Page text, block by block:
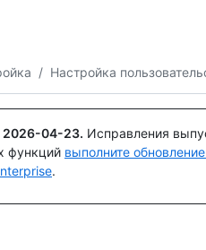
/ Настройка
2026-04-23. Исправления
функций выполните
.